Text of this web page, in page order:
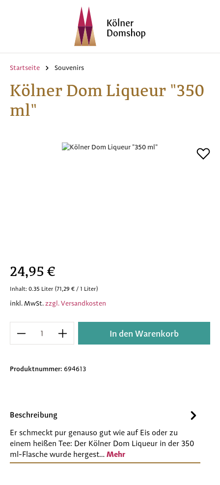
Zum Hauptinhalt springen
Startseite Souvenirs
Kölner Dom Liqueur "350
ml"
Bildergalerie überspringen
Regulärer Preis:
24,95 €
Inhalt: 0.35 Liter (71,29 € / 1 Liter)
inkl. MwSt.zzgl. Versandkosten
Produkt Anzahl: Gib den gewünschten
In den Warenkorb
Produktnummer: 694613
Beschreibung
Er schmeckt pur genauso gut wie auf Eis oder zu
einem heißen Tee: Der Kölner Dom Liqueur in der 350
ml-Flasche wurde hergest… Mehr